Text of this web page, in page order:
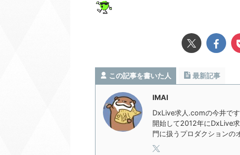
この記事を書いた人 最新記事
IMAI
DxLive求人.comの今井で
開始して2012年にDxLive
門に扱うプロダクションの